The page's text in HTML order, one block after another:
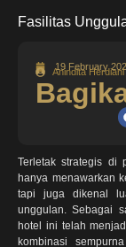
Fasilitas
19 February
Anindita Herdiani
Terletak strategis di
hanya menawarkan
tapi juga dikenal
unggulan. Sebagai
hotel ini telah
kombinasi